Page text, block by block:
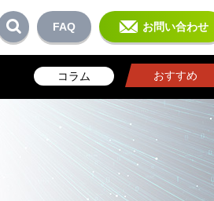
FAQ お問い合わせ
コラム おすすめ